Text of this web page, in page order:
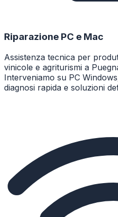
Riparazione PC e Mac
Assistenza tecnica per
vinicole e agriturismi a
Interveniamo su PC
diagnosi rapida e soluzioni